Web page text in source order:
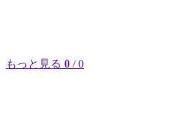
もっと見る 0 / 0